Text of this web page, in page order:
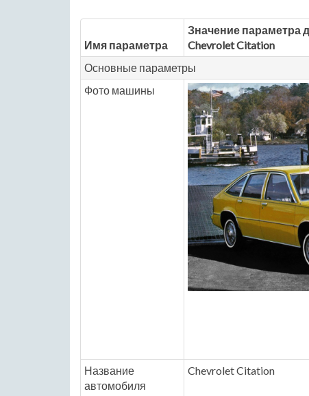
Имя параметра
Значение параметра
Chevrolet Citation
Основные параметры
Фото машины
Название
автомобиля
Chevrolet Citation